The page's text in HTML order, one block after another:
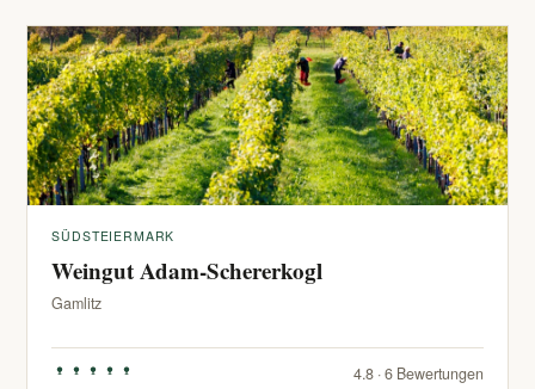
SÜDSTEIERMARK
Weingut Adam-Schererkogl
Gamlitz
4.8 · 6 Bewertungen